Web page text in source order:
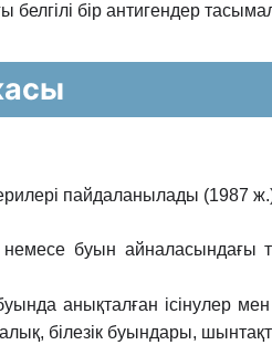
белгілі бір антигендер
пайдаланылады (1987
немесе буын айналасындағы
анықталған ісінулер
білезік буындары,